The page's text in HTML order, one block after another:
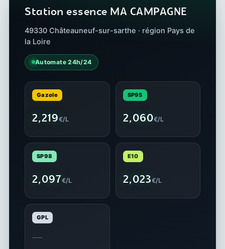
Station essence MA CAMPAGNE
49330 Châteauneuf-sur-sarthe · région Pays de
la Loire
Automate 24h/24
Gazole
2,219€/L
SP95
2,060€/L
SP98
2,097€/L
E10
2,023€/L
GPL
—